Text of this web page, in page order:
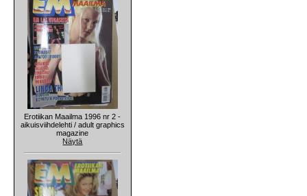
Erotiikan Maailma 1996 nr 2 -
aikuisviihdelehti / adult graphics
magazine
Näytä